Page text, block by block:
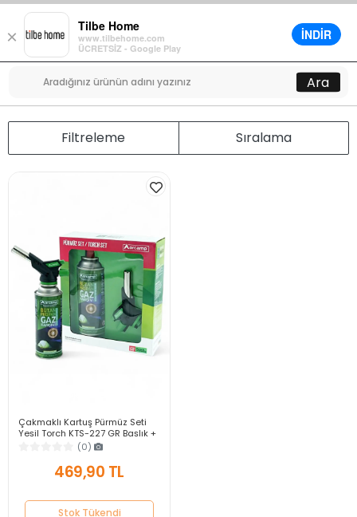
×
Tilbe Home
www.tilbehome.com
ÜCRETSİZ - Google Play
İNDİR
Menü
0
Ara
Filtreleme Sıralama
Çakmaklı Kartuş Pürmüz Seti
Yeşil Torch KTS-227 GR Başlık +
Yedek Gaz Seti(0)
469,90 TL
Stok Tükendi